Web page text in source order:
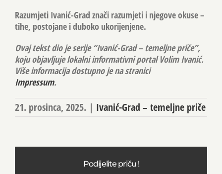
Razumjeti Ivanić-Grad znači razumjeti i njegove okuse –
tihe, postojane i duboko ukorijenjene.
Ovaj tekst dio je serije “Ivanić-Grad – temeljne priče”,
koju objavljuje lokalni informativni portal Volim Ivanić.
Više informacija dostupno je na stranici
Impressum.
21. prosinca, 2025. | Ivanić-Grad – temeljne priče
Podijelite priču !